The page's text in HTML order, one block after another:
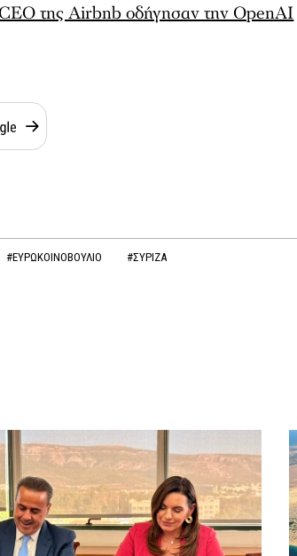
της Airbnb οδήγησαν την OpenAI
#ΕΥΡΩΚΟΙΝΟΒΟΥΛΙΟ #ΣΥΡΙΖΑ